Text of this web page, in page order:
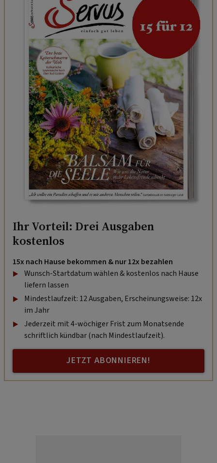
Ihr Vorteil: Drei Ausgaben
kostenlos
15x nach Hause bekommen & nur 12x bezahlen
Wunsch-Startdatum wählen & kostenlos nach Hause
liefern lassen
Mindestlaufzeit: 12 Ausgaben, Erscheinungsweise: 12x
im Jahr
Jederzeit mit 4-wöchiger Frist zum Monatsende
schriftlich kündbar (nach Mindestlaufzeit).
JETZT ABONNIEREN!